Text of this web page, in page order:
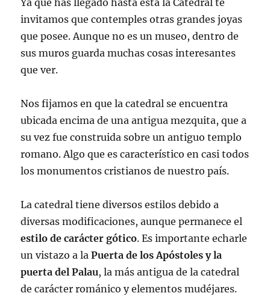
Ya que has llegado hasta esta la Catedral te
invitamos que contemples otras grandes joyas
que posee. Aunque no es un museo, dentro de
sus muros guarda muchas cosas interesantes
que ver.
Nos fijamos en que la catedral se encuentra
ubicada encima de una antigua mezquita, que a
su vez fue construida sobre un antiguo templo
romano. Algo que es característico en casi todos
los monumentos cristianos de nuestro país.
La catedral tiene diversos estilos debido a
diversas modificaciones, aunque permanece el
estilo de carácter gótico. Es importante echarle
un vistazo a la Puerta de los Apóstoles y la
puerta del Palau, la más antigua de la catedral
de carácter románico y elementos mudéjares.